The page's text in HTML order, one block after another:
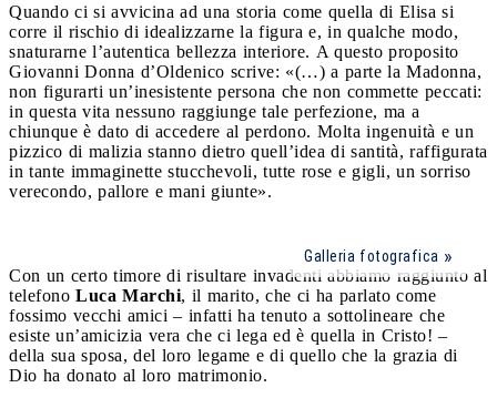
Quando ci si avvicina ad una storia come quella di Elisa si
corre il rischio di idealizzarne la figura e, in qualche modo,
snaturarne l’autentica bellezza interiore. A questo proposito
Giovanni Donna d’Oldenico scrive: «(…) a parte la Madonna,
non figurarti un’inesistente persona che non commette peccati:
in questa vita nessuno raggiunge tale perfezione, ma a
chiunque è dato di accedere al perdono. Molta ingenuità e un
pizzico di malizia stanno dietro quell’idea di santità, raffigurata
in tante immaginette stucchevoli, tutte rose e gigli, un sorriso
verecondo, pallore e mani giunte».
Galleria fotografica
Con un certo timore di risultare invadenti abbiamo raggiunto al
telefono Luca Marchi, il marito, che ci ha parlato come
fossimo vecchi amici – infatti ha tenuto a sottolineare che
esiste un’amicizia vera che ci lega ed è quella in Cristo! –
della sua sposa, del loro legame e di quello che la grazia di
Dio ha donato al loro matrimonio.